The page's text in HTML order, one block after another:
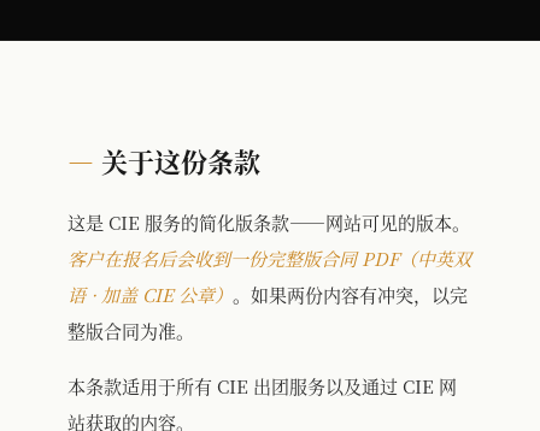
关于这份条款
这是 CIE 服务的简化版条款——网站可见的版本。
客户在报名后会收到一份完整版合同 PDF（中英双
语 · 加盖 CIE 公章） 。如果两份内容有冲突，以完
整版合同为准。
本条款适用于所有 CIE 出团服务以及通过 CIE 网
站获取的内容。